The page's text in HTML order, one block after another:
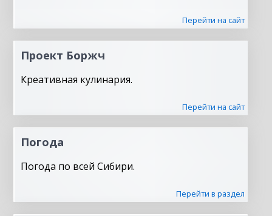
Перейти на сайт
Проект Боржч
Креативная кулинария.
Перейти на сайт
Погода
Погода по всей Сибири.
Перейти в раздел